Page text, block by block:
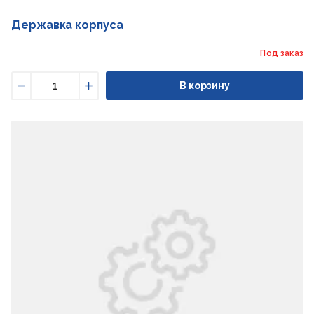
Державка корпуса
Под заказ
Увеличить
В корзину